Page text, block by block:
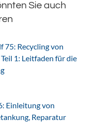
Sie auch
75: Recycling von
1: Leitfaden für die
Einleitung von
Reparatur